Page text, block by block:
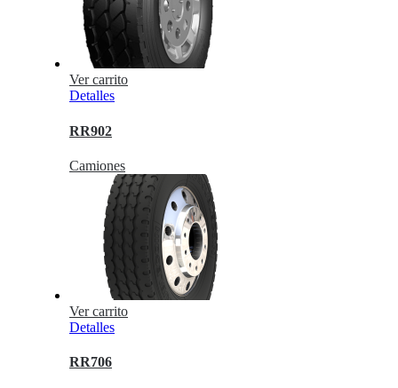
Ver carrito
Detalles
RR902
Camiones
Ver carrito
Detalles
RR706